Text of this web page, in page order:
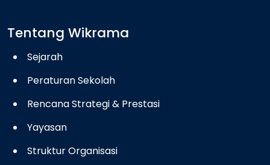
Tentang Wikrama
Sejarah
Peraturan Sekolah
Rencana Strategi & Prestasi
Yayasan
Struktur Organisasi